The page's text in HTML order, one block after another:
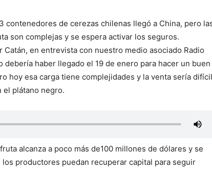
contenedores de cerezas chilenas llegó a China, pero
son complejas y se espera activar los seguros.
Catán, en entrevista con nuestro medio asociado Radio
haber llegado el 19 de enero para hacer un buen
hoy esa carga tiene complejidades y la venta sería
el plátano negro.
alcanza a poco más de100 millones de dólares y se
productores puedan recuperar capital para seguir